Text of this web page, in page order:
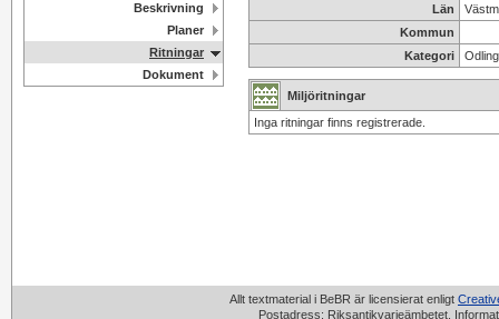
Beskrivning
Planer
Ritningar
Dokument
Län
Kommun
Kategori
Miljöritningar
Inga ritningar finns registrerade.
Allt textmaterial i BeBR är licensierat enligt
Postadress: Riksantikvarieämbetet,